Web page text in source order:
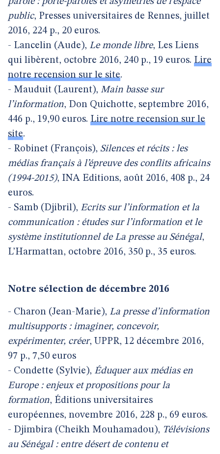
public, Presses universitaires de Rennes, juillet
2016, 224 p., 20 euros.
- Lancelin (Aude), Le monde libre, Les Liens
qui libèrent, octobre 2016, 240 p., 19 euros. Lire
notre recension sur le site.
- Mauduit (Laurent), Main basse sur
l’information, Don Quichotte, septembre 2016,
446 p., 19,90 euros. Lire notre recension sur le
site.
- Robinet (François), Silences et récits : les
médias français à l’épreuve des conflits africains
(1994-2015), INA Editions, août 2016, 408 p., 24
euros.
- Samb (Djibril), Ecrits sur l’information et la
communication : études sur l’information et le
système institutionnel de La presse au Sénégal,
L’Harmattan, octobre 2016, 350 p., 35 euros.
Notre sélection de décembre 2016
- Charon (Jean-Marie), La presse d’information
multisupports : imaginer, concevoir,
expérimenter, créer, UPPR, 12 décembre 2016,
97 p., 7,50 euros
- Condette (Sylvie), Éduquer aux médias en
Europe : enjeux et propositions pour la
formation, Éditions universitaires
européennes, novembre 2016, 228 p., 69 euros.
- Djimbira (Cheikh Mouhamadou), Télévisions
au Sénégal : entre désert de contenu et